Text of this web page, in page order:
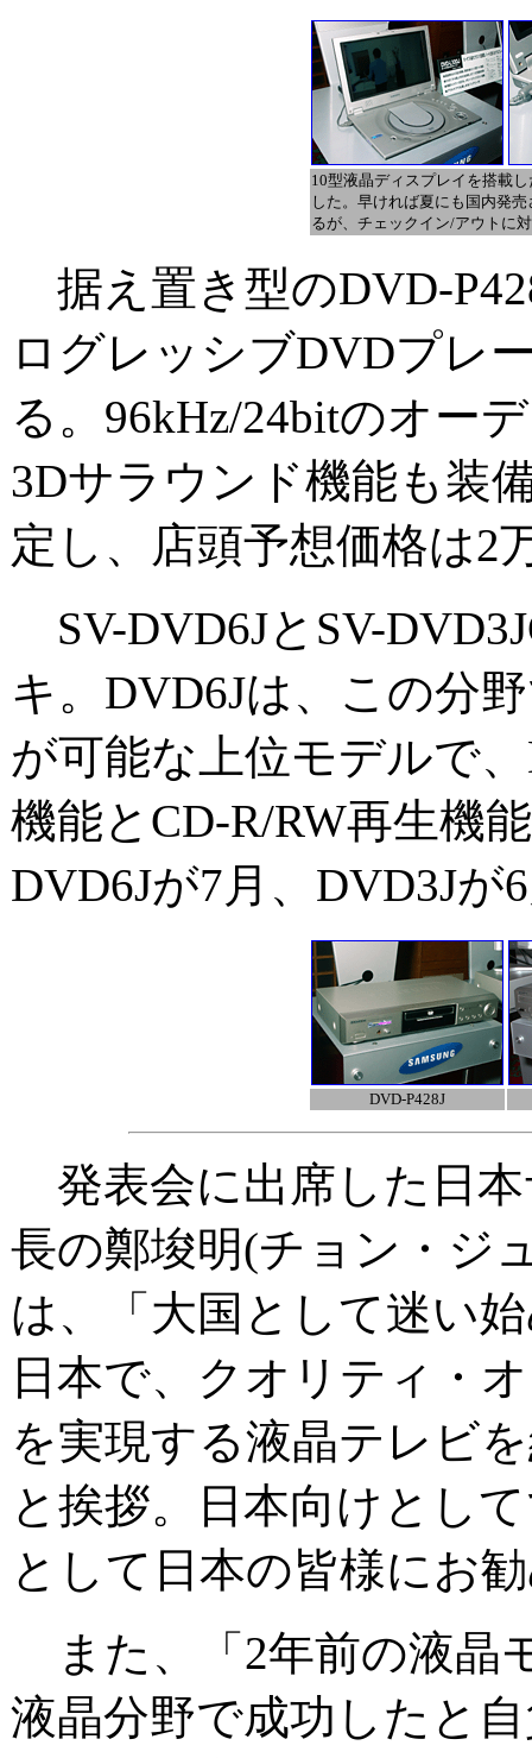
10型液晶ディスプレイを搭載
した。早ければ夏にも国内発
るが、チェックイン/アウトに
据え置き型のDVD-
ログレッシブDVDプレ
る。96kHz/24bitのオー
3Dサラウンド機能も装
定し、店頭予想価格は2
SV-DVD6JとSV-
キ。DVD6Jは、この分
が可能な上位モデルで
機能とCD-R/RW再生機
DVD6Jが7月、DVD3Jが
DVD-P428J
発表会に出席した日
長の鄭埈明(チョン・ジ
は、「大国として迷い
日本で、クオリティ・
を実現する液晶テレビ
と挨拶。日本向けとし
として日本の皆様にお
また、「2年前の液晶
液晶分野で成功したと